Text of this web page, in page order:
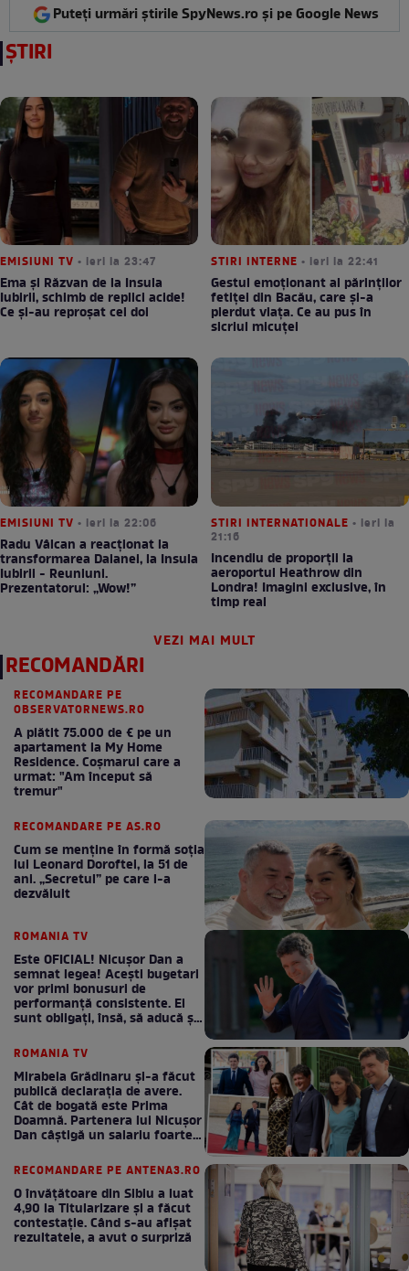
Puteți urmări știrile SpyNews.ro și pe Google News
ȘTIRI
EMISIUNI TV • ieri la 23:47
Ema și Răzvan de la Insula
Iubirii, schimb de replici acide!
Ce și-au reproșat cei doi
STIRI INTERNE • ieri la 22:41
Gestul emoționant al părinților
fetiței din Bacău, care și-a
pierdut viața. Ce au pus în
sicriul micuței
EMISIUNI TV • ieri la 22:06
Radu Vâlcan a reacționat la
transformarea Daianei, la Insula
Iubirii - Reuniuni.
Prezentatorul: „Wow!”
STIRI INTERNATIONALE • ieri la
21:16
Incendiu de proporții la
aeroportul Heathrow din
Londra! Imagini exclusive, în
timp real
VEZI MAI MULT
RECOMANDĂRI
RECOMANDARE PE
OBSERVATORNEWS.RO
A plătit 75.000 de € pe un
apartament la My Home
Residence. Coşmarul care a
urmat: "Am început să
tremur"
RECOMANDARE PE AS.RO
Cum se menţine în formă soţia
lui Leonard Doroftei, la 51 de
ani. „Secretul” pe care l-a
dezvăluit
ROMANIA TV
Este OFICIAL! Nicușor Dan a
semnat legea! Acești bugetari
vor primi bonusuri de
performanță consistente. Ei
sunt obligați, însă, să aducă și
ROMANIA TV
Mirabela Grădinaru și-a făcut
publică declarația de avere.
Cât de bogată este Prima
Doamnă. Partenera lui Nicușor
Dan câștigă un salariu foarte
RECOMANDARE PE ANTENA3.RO
O învățătoare din Sibiu a luat
4,90 la Titularizare și a făcut
contestație. Când s-au afișat
rezultatele, a avut o surpriză